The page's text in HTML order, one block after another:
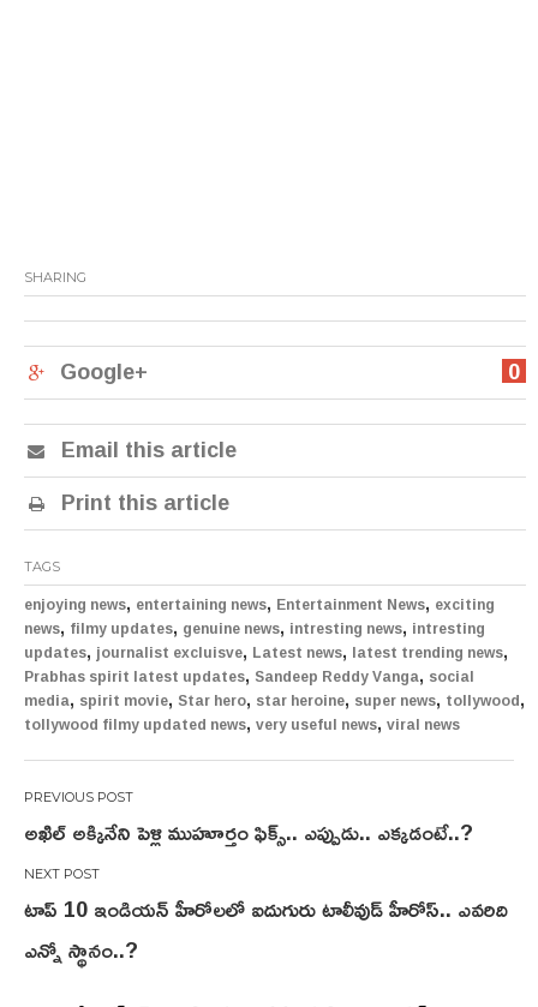
SHARING
0
Google+
Email this article
Print this article
TAGS
enjoying news, entertaining news, Entertainment News, exciting
news, filmy updates, genuine news, intresting news, intresting
updates, journalist excluisve, Latest news, latest trending news,
Prabhas spirit latest updates, Sandeep Reddy Vanga, social
media, spirit movie, Star hero, star heroine, super news, tollywood,
tollywood filmy updated news, very useful news, viral news
Post
navigation
అఖిల్ అక్కినేని పెళ్లి ముహూర్తం ఫిక్స్.. ఎప్పుడు.. ఎక్కడంటే..?
టాప్ 10 ఇండియన్ హీరోలలో ఐదుగురు టాలీవుడ్ హీరోస్.. ఎవరిది
ఎన్నో స్థానం..?